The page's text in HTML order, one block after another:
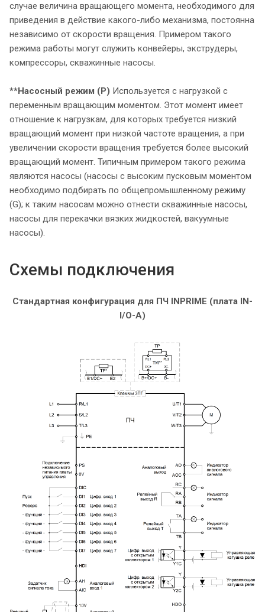
случае величина вращающего момента, необходимого для
приведения в действие какого-либо механизма, постоянна
независимо от скорости вращения. Примером такого
режима работы могут служить конвейеры, экструдеры,
компрессоры, скважинные насосы.
**Насосный режим (P) Используется с нагрузкой с
переменным вращающим моментом. Этот момент имеет
отношение к нагрузкам, для которых требуется низкий
вращающий момент при низкой частоте вращения, а при
увеличении скорости вращения требуется более высокий
вращающий момент. Типичным примером такого режима
являются насосы (насосы с высоким пусковым моментом
необходимо подбирать по общепромышленному режиму
(G); к таким насосам можно отнести скважинные насосы,
насосы для перекачки вязких жидкостей, вакуумные
насосы).
Схемы подключения
Стандартная конфигурация для ПЧ INPRIME (плата IN-
I/O-A)